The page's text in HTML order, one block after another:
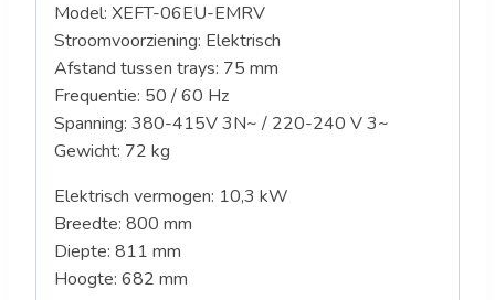
Model: XEFT-06EU-EMRV
Stroomvoorziening: Elektrisch
Afstand tussen trays: 75 mm
Frequentie: 50 / 60 Hz
Spanning: 380-415V 3N~ / 220-240 V 3~
Gewicht: 72 kg
Elektrisch vermogen: 10,3 kW
Breedte: 800 mm
Diepte: 811 mm
Hoogte: 682 mm